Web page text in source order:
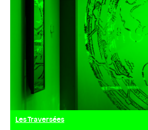
Les Traversées